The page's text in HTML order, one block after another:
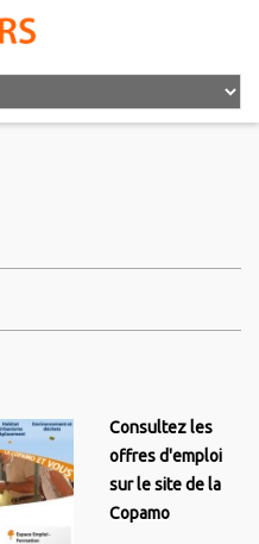
Consultez les
offres d'emploi
sur le site de la
Copamo